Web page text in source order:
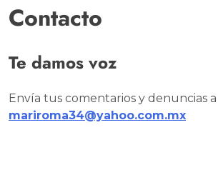
Contacto
Te damos voz
Envía tus comentarios y denuncias a
mariroma34@yahoo.com.mx